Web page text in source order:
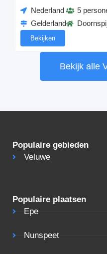
Nederland
Gelderland
5
Bekijken
Bekijk alle
Populaire gebieden
Veluwe
Populaire plaatsen
Epe
Nunspeet